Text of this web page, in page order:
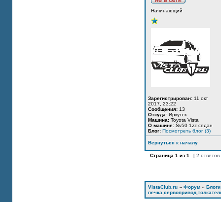
Начинающий
Зарегистрирован: 11 окт
2017, 23:22
Сообщения: 13
Откуда: Иркутск
Машина: Toyota Vista
О машине: Sv50 1zz седан
Блог: Посмотреть блог (3)
Вернуться к началу
Страница 1 из 1 [ 2
VistaClub.ru » Форум » Блоги